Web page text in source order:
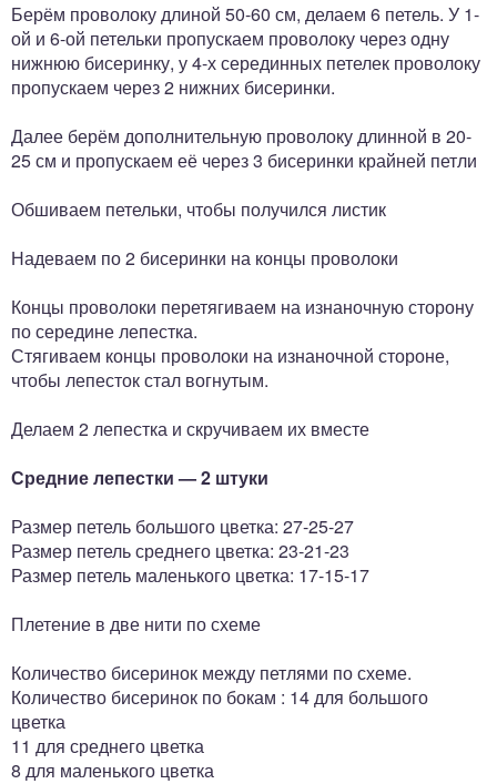
Берём проволоку длиной 50-60 см, делаем 6 петель. У 1-
ой и 6-ой петельки пропускаем проволоку через одну
нижнюю бисеринку, у 4-х серединных петелек проволоку
пропускаем через 2 нижних бисеринки.
Далее берём дополнительную проволоку длинной в 20-
25 см и пропускаем её через 3 бисеринки крайней петли
Обшиваем петельки, чтобы получился листик
Надеваем по 2 бисеринки на концы проволоки
Концы проволоки перетягиваем на изнаночную сторону
по середине лепестка.
Стягиваем концы проволоки на изнаночной стороне,
чтобы лепесток стал вогнутым.
Делаем 2 лепестка и скручиваем их вместе
Средние лепестки — 2 штуки
Размер петель большого цветка: 27-25-27
Размер петель среднего цветка: 23-21-23
Размер петель маленького цветка: 17-15-17
Плетение в две нити по схеме
Количество бисеринок между петлями по схеме.
Количество бисеринок по бокам : 14 для большого
цветка
11 для среднего цветка
8 для маленького цветка